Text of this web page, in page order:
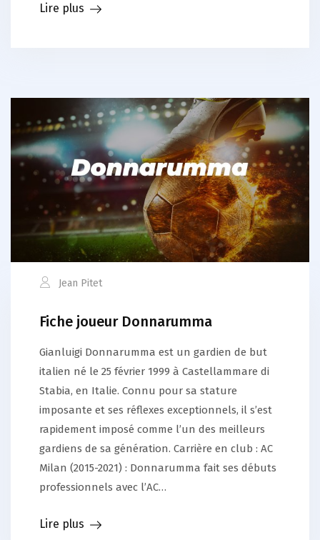
Lire plus
Jean Pitet
Fiche joueur Donnarumma
Gianluigi Donnarumma est un gardien de but
italien né le 25 février 1999 à Castellammare di
Stabia, en Italie. Connu pour sa stature
imposante et ses réflexes exceptionnels, il s’est
rapidement imposé comme l’un des meilleurs
gardiens de sa génération. Carrière en club : AC
Milan (2015-2021) : Donnarumma fait ses débuts
professionnels avec l’AC…
Lire plus